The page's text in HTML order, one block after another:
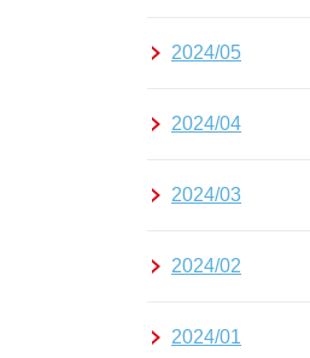
2024/05
2024/04
2024/03
2024/02
2024/01